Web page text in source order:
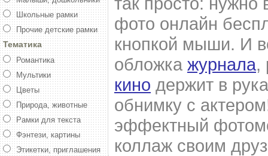
Школьные рамки
Прочие детские рамки
Тематика
Романтика
Мультики
Цветы
Природа, животные
Рамки для текста
Фэнтези, картины
Этикетки, приглашения
фото онлайн
кнопкой мыши. И
обложка журнала,
кино держит в
обнимку с
эффектный
коллаж своим